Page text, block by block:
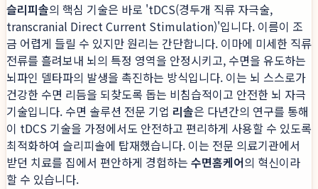
슬리피솔의 핵심 기술은 바로 'tDCS(경두개 직류 자극술,
transcranial Direct Current Stimulation)'입니다. 이름이 조
금 어렵게 들릴 수 있지만 원리는 간단합니다. 이마에 미세한 직류
전류를 흘려보내 뇌의 특정 영역을 안정시키고, 수면을 유도하는
뇌파인 델타파의 발생을 촉진하는 방식입니다. 이는 뇌 스스로가
건강한 수면 리듬을 되찾도록 돕는 비침습적이고 안전한 뇌 자극
기술입니다. 수면 솔루션 전문 기업 리솔은 다년간의 연구를 통해
이 tDCS 기술을 가정에서도 안전하고 편리하게 사용할 수 있도록
최적화하여 슬리피솔에 탑재했습니다. 이는 전문 의료기관에서
받던 치료를 집에서 편안하게 경험하는 수면홈케어의 혁신이라
할 수 있습니다.